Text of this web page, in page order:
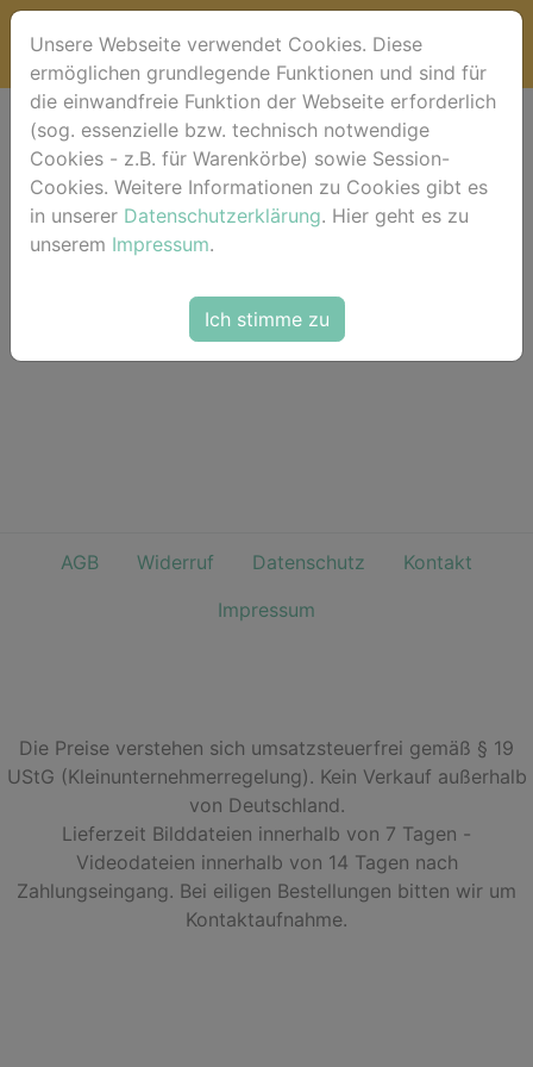
Warenkorb
Dein Warenkorb ist leer.
Unsere Webseite verwendet Cookies. Diese
ermöglichen grundlegende Funktionen und sind für
die einwandfreie Funktion der Webseite erforderlich
(sog. essenzielle bzw. technisch notwendige
Cookies - z.B. für Warenkörbe) sowie Session-
Cookies. Weitere Informationen zu Cookies gibt es
in unserer Datenschutzerklärung. Hier geht es zu
unserem Impressum.
Ich stimme zu
AGB Widerruf Datenschutz
Kontakt
Impressum
Die Preise verstehen sich umsatzsteuerfrei gemäß § 19
UStG (Kleinunternehmerregelung). Kein Verkauf außerhalb
von Deutschland.
Lieferzeit Bilddateien innerhalb von 7 Tagen -
Videodateien innerhalb von 14 Tagen nach
Zahlungseingang. Bei eiligen Bestellungen bitten wir um
Kontaktaufnahme.